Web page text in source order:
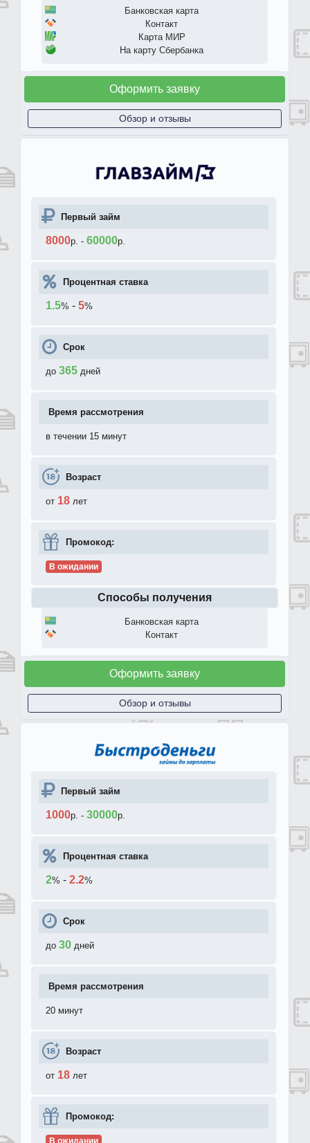
Банковская карта
Контакт
Карта МИР
На карту Сбербанка
Оформить заявку
Обзор и отзывы
Первый займ
8000р. - 60000р.
Процентная ставка
1.5% - 5%
Срок
до 365 дней
Время рассмотрения
в течении 15 минут
Возраст
от 18 лет
Промокод:
В ожидании
Способы получения
Банковская карта
Контакт
Оформить заявку
Обзор и отзывы
Первый займ
1000р. - 30000р.
Процентная ставка
2% - 2.2%
Срок
до 30 дней
Время рассмотрения
20 минут
Возраст
от 18 лет
Промокод: